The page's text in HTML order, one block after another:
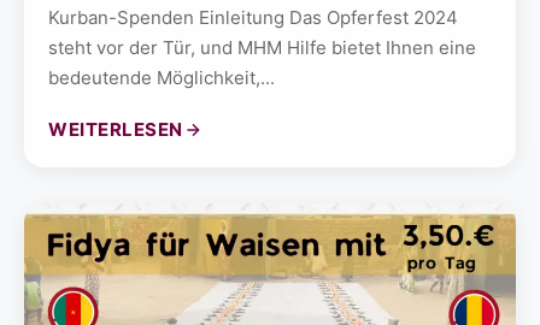
Kurban-Spenden Einleitung Das Opferfest 2024
steht vor der Tür, und MHM Hilfe bietet Ihnen eine
bedeutende Möglichkeit,...
WEITERLESEN